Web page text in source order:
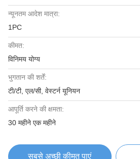
न्यूनतम आदेश मात्रा:
1PC
कीमत:
विनिमय योग्य
भुगतान की शर्तें:
टी/टी, एल/सी, वेस्टर्न यूनियन
आपूर्ति करने की क्षमता:
30 महीने एक महीने
सबसे अच्छी कीमत पाएं